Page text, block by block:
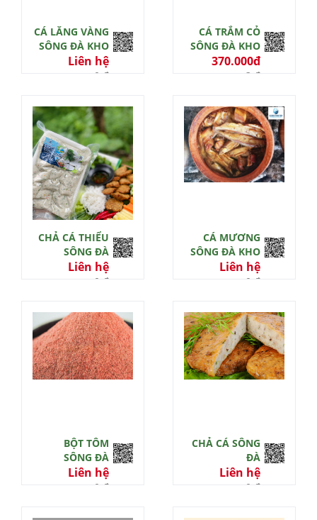
CÁ LĂNG VÀNG
SÔNG ĐÀ KHO
Liên hệ
0 đ
CÁ TRẮM CỎ
SÔNG ĐÀ KHO
370.000đ
3 đ
CHẢ CÁ THIỂU
SÔNG ĐÀ
Liên hệ
0 đ
CÁ MƯƠNG
SÔNG ĐÀ KHO
Liên hệ
0 đ
BỘT TÔM
SÔNG ĐÀ
Liên hệ
0 đ
CHẢ CÁ SÔNG
ĐÀ
Liên hệ
0 đ